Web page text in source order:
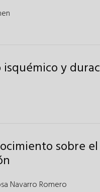
y
sobre
Navarro Romero